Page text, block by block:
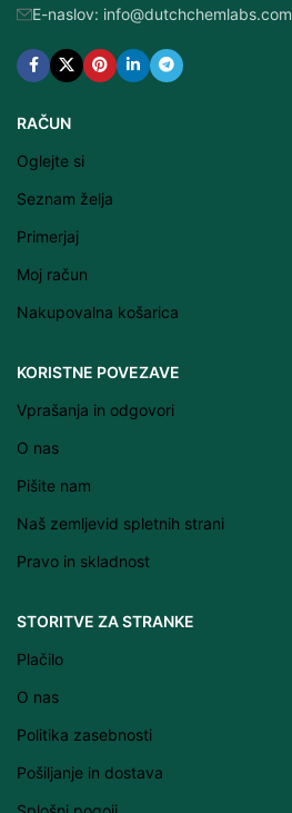
E-naslov: info@dutchchemlabs.com
RAČUN
Oglejte si
Seznam želja
Primerjaj
Moj račun
Nakupovalna košarica
KORISTNE POVEZAVE
Vprašanja in odgovori
O nas
Pišite nam
Naš zemljevid spletnih strani
Pravo in skladnost
STORITVE ZA STRANKE
Plačilo
O nas
Politika zasebnosti
Pošiljanje in dostava